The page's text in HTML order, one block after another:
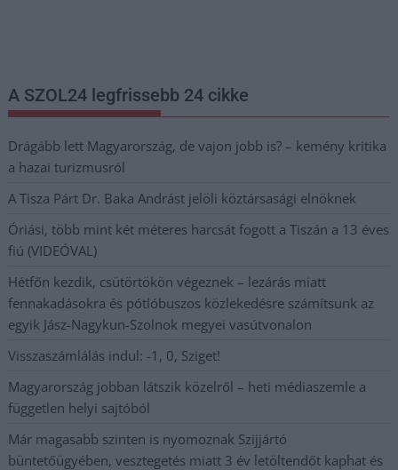
A SZOL24 legfrissebb 24 cikke
Drágább lett Magyarország, de vajon jobb is? – kemény kritika
a hazai turizmusról
A Tisza Párt Dr. Baka Andrást jelöli köztársasági elnöknek
Óriási, több mint két méteres harcsát fogott a Tiszán a 13 éves
fiú (VIDEÓVAL)
Hétfőn kezdik, csütörtökön végeznek – lezárás miatt
fennakadásokra és pótlóbuszos közlekedésre számítsunk az
egyik Jász-Nagykun-Szolnok megyei vasútvonalon
Visszaszámlálás indul: -1, 0, Sziget!
Magyarország jobban látszik közelről – heti médiaszemle a
független helyi sajtóból
Már magasabb szinten is nyomoznak Szijjártó
büntetőügyében, vesztegetés miatt 3 év letöltendőt kaphat és